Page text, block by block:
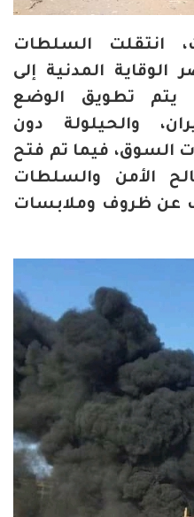
انتقلت السلطات
الوقاية المدنية إلى
يتم تطويق الوضع
والحيلولة دون
السوق، فيما تم فتح
الأمن والسلطات
عن ظروف وملابسات